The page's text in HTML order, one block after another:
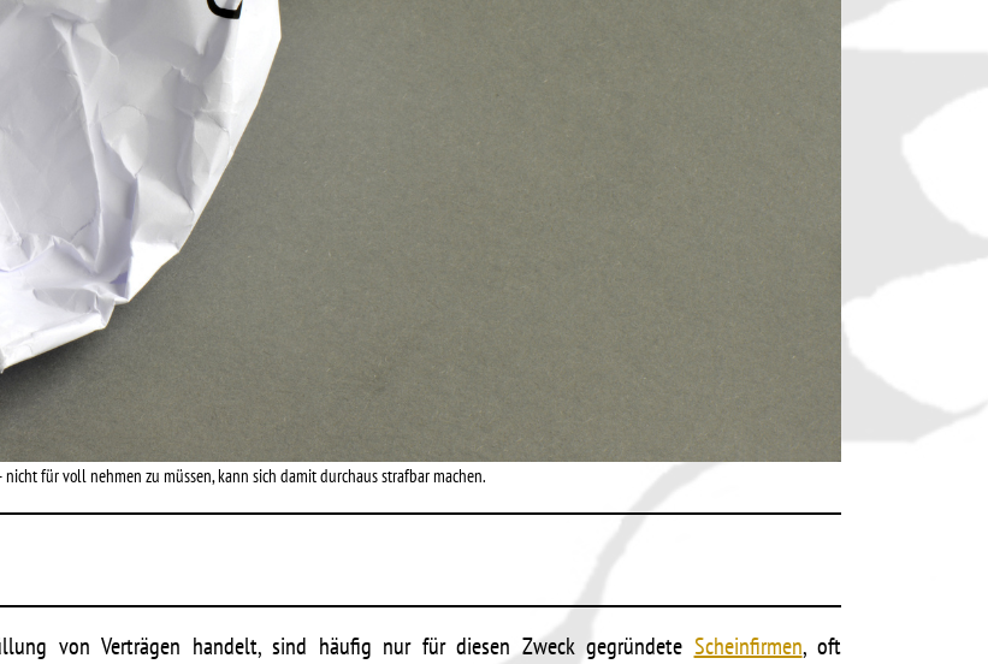
für voll nehmen zu müssen, kann sich damit durchaus strafbar machen.
von Verträgen handelt, sind häufig nur für diesen Zweck gegründete Scheinfirmen, oft